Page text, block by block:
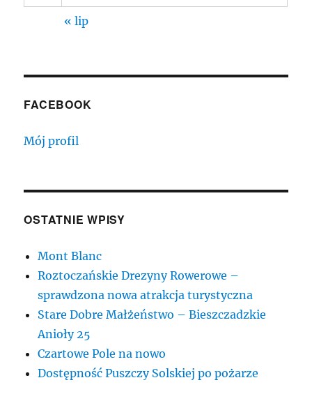
« lip
FACEBOOK
Mój profil
OSTATNIE WPISY
Mont Blanc
Roztoczańskie Drezyny Rowerowe –
sprawdzona nowa atrakcja turystyczna
Stare Dobre Małżeństwo – Bieszczadzkie
Anioły 25
Czartowe Pole na nowo
Dostępność Puszczy Solskiej po pożarze